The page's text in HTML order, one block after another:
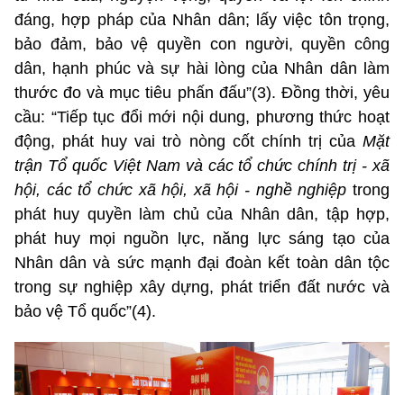
đáng, hợp pháp của Nhân dân; lấy việc tôn trọng,
bảo đảm, bảo vệ quyền con người, quyền công
dân, hạnh phúc và sự hài lòng của Nhân dân làm
thước đo và mục tiêu phấn đấu”(3). Đồng thời, yêu
cầu: “Tiếp tục đổi mới nội dung, phương thức hoạt
động, phát huy vai trò nòng cốt chính trị của Mặt
trận Tổ quốc Việt Nam và các tổ chức chính trị - xã
hội, các tổ chức xã hội, xã hội - nghề nghiệp trong
phát huy quyền làm chủ của Nhân dân, tập hợp,
phát huy mọi nguồn lực, năng lực sáng tạo của
Nhân dân và sức mạnh đại đoàn kết toàn dân tộc
trong sự nghiệp xây dựng, phát triển đất nước và
bảo vệ Tổ quốc”(4).